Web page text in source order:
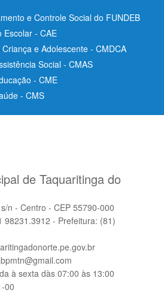
e Controle Social do FUNDEB
Escolar - CAE
e Adolescente - CMDCA
Social - CMAS
- CME
- CMS
de Taquaritinga do
n - Centro - CEP 55790-000
98231.3912 - Prefeitura: (81)
à sexta dàs 07:00 às 13:00
00